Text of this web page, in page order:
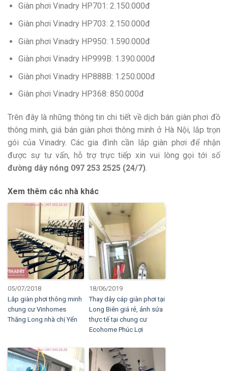
Giàn phơi Vinadry HP701: 2.150.000đ
Giàn phơi Vinadry HP703: 2.150.000đ
Giàn phơi Vinadry HP950: 1.590.000đ
Giàn phơi Vinadry HP999B: 1.390.000đ
Giàn phơi Vinadry HP888B: 1.250.000đ
Giàn phơi Vinadry HP368: 850.000đ
Trên đây là những thông tin chi tiết về dịch bán giàn phơi đồ
thông minh, giá bán giàn phơi thông minh ở Hà Nội, lắp trọn
gói của Vinadry. Các gia đình cần lắp giàn phơi để nhận
được sự tư vấn, hỗ trợ trực tiếp xin vui lòng gọi tới số
đường dây nóng 097 253 2525 (24/7).
Xem thêm các nhà khác
05/07/2018
Lắp giàn phơi thông minh
chung cư Vinhomes
Thăng Long nhà chị Yến
18/06/2019
Thay dây cáp giàn phơi tại
Long Biên giá rẻ, ảnh sửa
thực tế tại chung cư
Ecohome Phúc Lợi